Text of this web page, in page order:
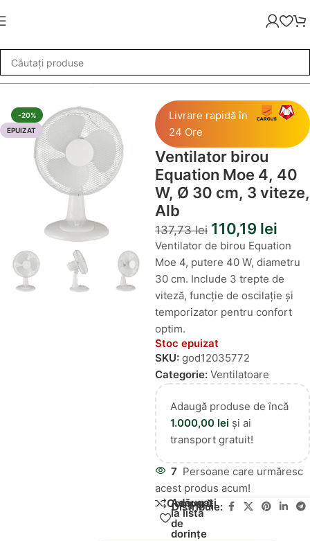
Ventilator birou Equation Moe 4, 40 W, Ø 30 cm, 3 viteze, Alb
-20%
EPUIZAT
Livrare rapidă în
24 Ore
Ventilator birou
Equation Moe 4, 40
W, Ø 30 cm, 3 viteze,
Alb
137,73lei 110,19 lei
Ventilator de birou Equation
Moe 4, putere 40 W, diametru
30 cm. Include 3 trepte de
viteză, funcție de oscilație și
temporizator pentru confort
optim.
Stoc epuizat
SKU: god12035772
Categorie: Ventilatoare
Adaugă produse de încă
1.000,00 lei și ai
transport gratuit!
7 Persoane care urmăresc
acest produs acum!
Compară
Adăugați
la lista
de
dorințe
Distribuie: